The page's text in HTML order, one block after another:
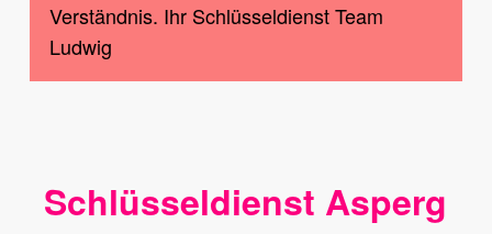
Verständnis. Ihr Schlüsseldienst Team
Ludwig
Schlüsseldienst Asperg